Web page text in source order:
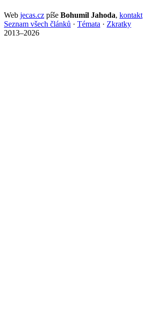
Web jecas.cz píše Bohumil Jahoda, kontakt
Seznam všech článků · Témata · Zkratky
2013–2026